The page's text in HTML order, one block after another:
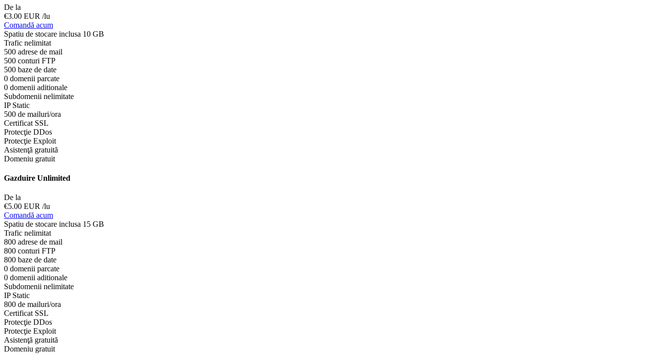
De la
€3.00 EUR /lu
Comandă acum
Spatiu de stocare inclusa 10 GB
Trafic nelimitat
500 adrese de mail
500 conturi FTP
500 baze de date
0 domenii parcate
0 domenii aditionale
Subdomenii nelimitate
IP Static
500 de mailuri/ora
Certificat SSL
Protecţie DDos
Protecţie Exploit
Asistenţă gratuită
Domeniu gratuit
Gazduire Unlimited
De la
€5.00 EUR /lu
Comandă acum
Spatiu de stocare inclusa 15 GB
Trafic nelimitat
800 adrese de mail
800 conturi FTP
800 baze de date
0 domenii parcate
0 domenii aditionale
Subdomenii nelimitate
IP Static
800 de mailuri/ora
Certificat SSL
Protecţie DDos
Protecţie Exploit
Asistenţă gratuită
Domeniu gratuit